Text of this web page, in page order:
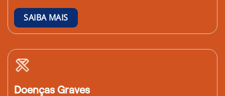
SAIBA MAIS
Doenças Graves